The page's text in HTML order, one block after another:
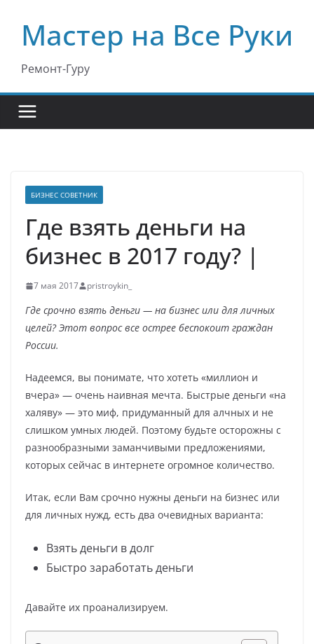
содержимому
Мастер на Все Руки
Ремонт-Гуру
БИЗНЕС СОВЕТНИК
Где взять деньги на
бизнес в 2017 году? |
7 мая 2017 pristroykin_
Где срочно взять деньги — на бизнес или для личных
целей? Этот вопрос все острее беспокоит граждан
России.
Надеемся, вы понимате, что хотеть «миллион и
вчера» — очень наивная мечта. Быстрые деньги «на
халяву» — это миф, придуманный для алчных и не
слишком умных людей. Поэтому будьте осторожны с
разнообразными заманчивыми предложениями,
которых сейчас в интернете огромное количество.
Итак, если Вам срочно нужны деньги на бизнес или
для личных нужд, есть два очевидных варианта:
Взять деньги в долг
Быстро заработать деньги
Давайте их проанализируем.